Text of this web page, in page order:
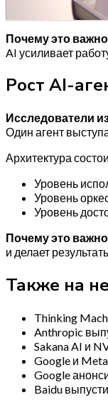
Почему это важно
AI усиливает
Рост AI-
Исследователи
Один агент
Архитектура
Уровень
Уровень
Уровень
Почему это важно
и делает
Также на
Thinking
Anthropic
Sakana AI и
Google и
Google
Baidu